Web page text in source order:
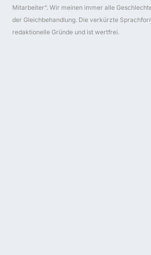
Gleichbehandlung. Die verkürzte Sprachform hat
Gründe und ist wertfrei.